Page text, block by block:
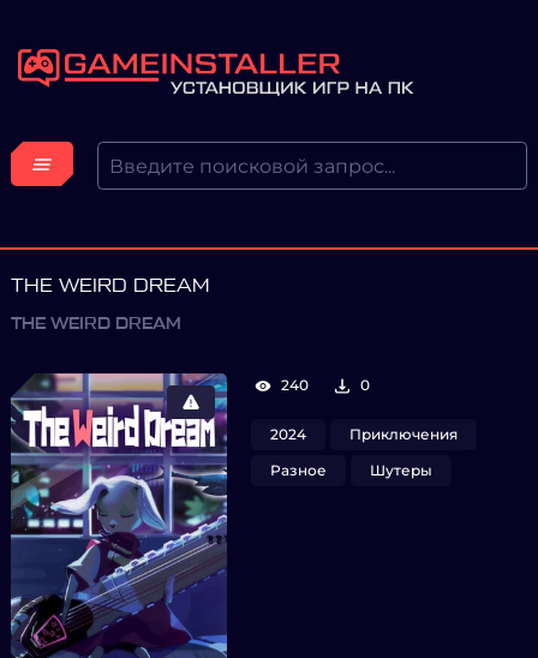
THE WEIRD DREAM
THE WEIRD DREAM
240 0
2024
Приключения
Разное
Шутеры